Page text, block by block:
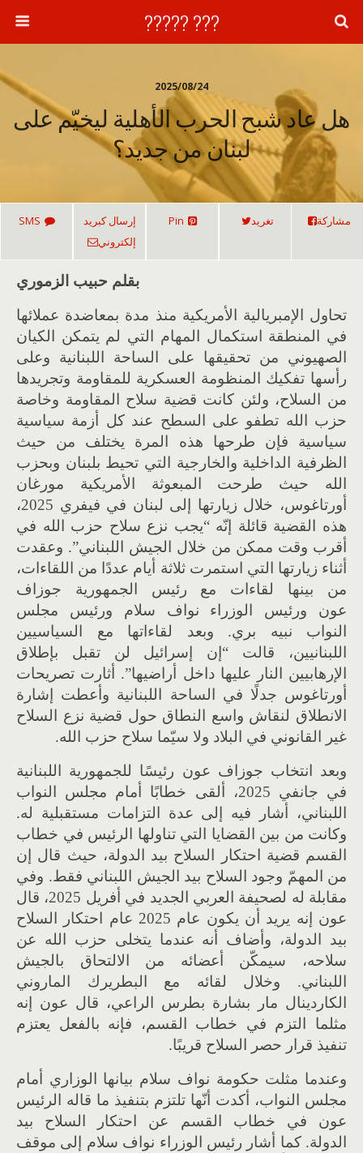
??? ?????
2025/08/24
هل عاد شبح الحرب الأهلية ليخيّم على
لبنان من جديد؟
مشاركة تغريد Pin
إرسال كبريد
إلكتروني
SMS
بقلم حبيب الزموري
تحاول الإمبريالية الأمريكية منذ مدة بمعاضدة عملائها
في المنطقة استكمال المهام التي لم يتمكن الكيان
الصهيوني من تحقيقها على الساحة اللبنانية وعلى
رأسها تفكيك المنظومة العسكرية للمقاومة وتجريدها
من السلاح، ولئن كانت قضية سلاح المقاومة وخاصة
حزب الله تطفو على السطح عند كل أزمة سياسية
سياسية فإن طرحها هذه المرة يختلف من حيث
الظرفية الداخلية والخارجية التي تحيط بلبنان وبحزب
الله حيث طرحت المبعوثة الأمريكية مورغان
أورتاغوس، خلال زيارتها إلى لبنان في فيفري 2025،
هذه القضية قائلة إنّه “يجب نزع سلاح حزب الله في
أقرب وقت ممكن من خلال الجيش اللبناني”. وعقدت
أثناء زيارتها التي استمرت ثلاثة أيام عددًا من اللقاءات،
من بينها لقاءات مع رئيس الجمهورية جوزاف
عون ورئيس الوزراء نواف سلام ورئيس مجلس
النواب نبيه بري. وبعد لقاءاتها مع السياسيين
اللبنانيين، قالت “إن إسرائيل لن تقبل بإطلاق
الإرهابيين النار عليها داخل أراضيها”. أثارت تصريحات
أورتاغوس جدلًا في الساحة اللبنانية وأعطت إشارة
الانطلاق لنقاش واسع النطاق حول قضية نزع السلاح
غير القانوني في البلاد ولا سيّما سلاح حزب الله.
وبعد انتخاب جوزاف عون رئيسًا للجمهورية اللبنانية
في جانفي 2025، ألقى خطابًا أمام مجلس النواب
اللبناني، أشار فيه إلى عدة التزامات مستقبلية له.
وكانت من بين القضايا التي تناولها الرئيس في خطاب
القسم قضية احتكار السلاح بيد الدولة، حيث قال إن
من المهمّ وجود السلاح بيد الجيش اللبناني فقط. وفي
مقابلة له لصحيفة العربي الجديد في أفريل 2025، قال
عون إنه يريد أن يكون عام 2025 عام احتكار السلاح
بيد الدولة، وأضاف أنه عندما يتخلى حزب الله عن
سلاحه، سيمكّن أعضائه من الالتحاق بالجيش
اللبناني. وخلال لقائه مع البطريرك الماروني
الكاردينال مار بشارة بطرس الراعي، قال عون إنه
مثلما التزم في خطاب القسم، فإنه بالفعل يعتزم
تنفيذ قرار حصر السلاح قريبًا.
وعندما مثلت حكومة نواف سلام بيانها الوزاري أمام
مجلس النواب، أكدت أنّها تلتزم بتنفيذ ما قاله الرئيس
عون في خطاب القسم عن احتكار السلاح بيد
الدولة. كما أشار رئيس الوزراء نواف سلام إلى موقف